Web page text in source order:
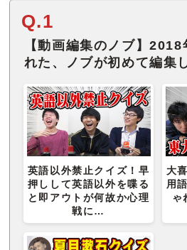
Q.1
【動画編集のノブ】
れた、ノブが初めて編集
英語以外禁止クイズ！早
押しして英語以外を喋る
と即アウトが何故か心理
戦に…
大
用
ゃ